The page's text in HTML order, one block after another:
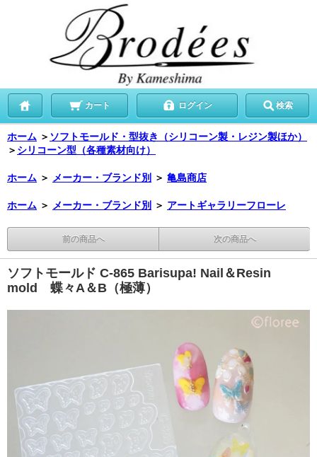
カート ログイン 検索
ホーム ＞ ソフトモールド・型抜き（シリコーン製・レジン製ほか）
＞ シリコーン型（各種素材向け）
ホーム ＞ メーカー・ブランド別 ＞ 亀島商店
ホーム ＞ メーカー・ブランド別 ＞ アートギャラリーフローレ
前の商品へ 次の商品へ
ソフトモールド C-865 Barisupa! Nail＆Resin
mold 蝶々A＆B（極薄）